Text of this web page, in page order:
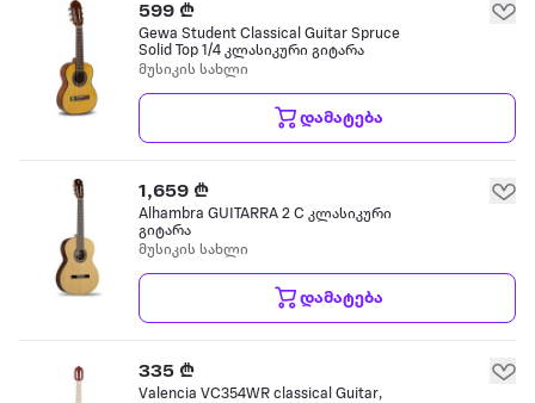
599 ₾
Gewa Student Classical Guitar Spruce
Solid Top 1/4 კლასიკური გიტარა
მუსიკის სახლი
დამატება
1,659 ₾
Alhambra GUITARRA 2 C კლასიკური
გიტარა
მუსიკის სახლი
დამატება
335 ₾
Valencia VC354WR classical Guitar,